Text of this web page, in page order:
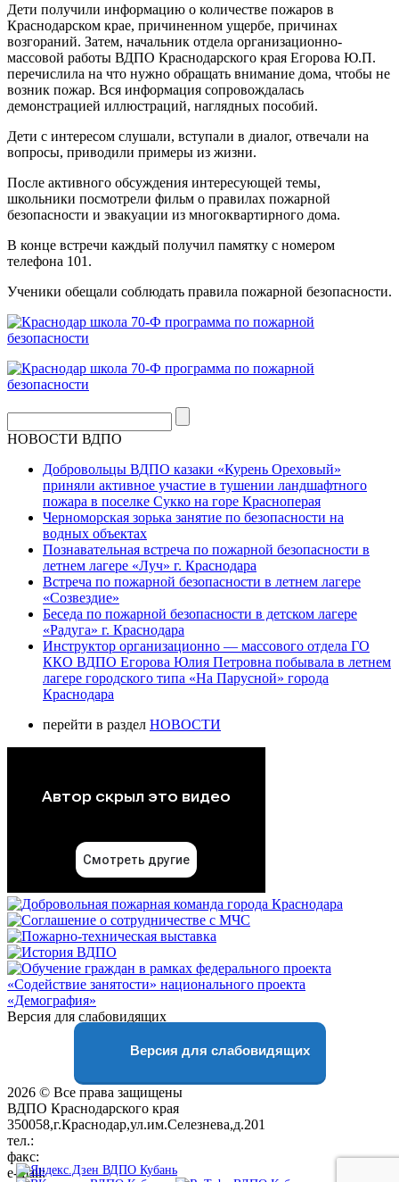
Дети получили информацию о количестве пожаров в
Краснодарском крае, причиненном ущербе, причинах
возгораний. Затем, начальник отдела организационно-
массовой работы ВДПО Краснодарского края Егорова Ю.П.
перечислила на что нужно обращать внимание дома, чтобы не
возник пожар. Вся информация сопровождалась
демонстрацией иллюстраций, наглядных пособий.
Дети с интересом слушали, вступали в диалог, отвечали на
вопросы, приводили примеры из жизни.
После активного обсуждения интересующей темы,
школьники посмотрели фильм о правилах пожарной
безопасности и эвакуации из многоквартирного дома.
В конце встречи каждый получил памятку с номером
телефона 101.
Ученики обещали соблюдать правила пожарной безопасности.
НОВОСТИ ВДПО
Добровольцы ВДПО казаки «Курень Ореховый»
приняли активное участие в тушении ландшафтного
пожара в поселке Сукко на горе Красноперая
Черноморская зорька занятие по безопасности на
водных объектах
Познавательная встреча по пожарной безопасности в
летнем лагере «Луч» г. Краснодара
Встреча по пожарной безопасности в летнем лагере
«Созвездие»
Беседа по пожарной безопасности в детском лагере
«Радуга» г. Краснодара
Инструктор организационно — массового отдела ГО
ККО ВДПО Егорова Юлия Петровна побывала в летнем
лагере городского типа «На Парусной» города
Краснодара
перейти в раздел НОВОСТИ
Версия для слабовидящих
Версия для слабовидящих
2026 © Все права защищены
ВДПО Краснодарского края
350058,г.Краснодар,ул.им.Селезнева,д.201
тел.:
факс:
e-mail:01@vdpokuban.ru